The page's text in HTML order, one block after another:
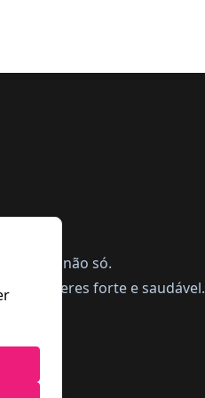
mas não só.
te manteres forte e saudável.